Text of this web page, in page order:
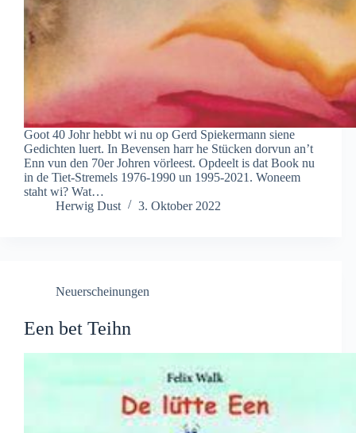
Goot 40 Johr hebbt wi nu op Gerd Spiekermann siene
Gedichten luert. In Bevensen harr he Stücken dorvun an’t
Enn vun den 70er Johren vörleest. Opdeelt is dat Book nu
in de Tiet-Stremels 1976-1990 un 1995-2021. Woneem
staht wi? Wat…
Herwig Dust
3. Oktober 2022
Neuerscheinungen
Een bet Teihn